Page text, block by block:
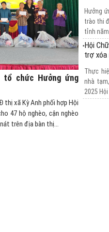
chức Hưởng ứng
thị xã Kỳ Anh phối hợp Hội
47 hộ nghèo, cận nghèo
trên địa bàn thị...
Hưởng
trào thi
tỉnh năm
Hội
trợ xóa
Thực
nhà
2025